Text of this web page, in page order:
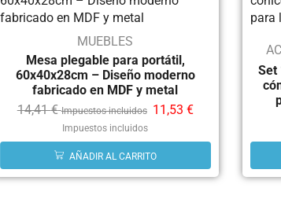
MUEBLES
Mesa plegable para portátil,
60x40x28cm – Diseño moderno
fabricado en MDF y metal
14,41€ Impuestos incluidos 11,53 €
Impuestos incluidos
AÑADIR AL CARRITO
Set